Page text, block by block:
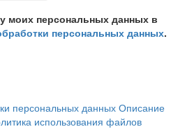
моих персональных данных в
персональных данных.
персональных данных Описание
использования файлов